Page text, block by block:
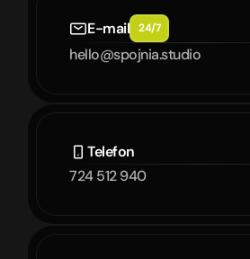
E-mail 24/7
hello@spojnia.studio
Telefon
724 512 940